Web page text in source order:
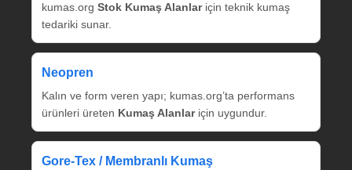
kumas.org Stok Kumaş Alanlariçin teknik kumaş
tedariki sunar.
Neopren
Kalın ve form veren yapı; kumas.org’ta performans
ürünleri üreten Kumaş Alanlariçin uygundur.
Gore‑Tex / Membranlı Kumaş